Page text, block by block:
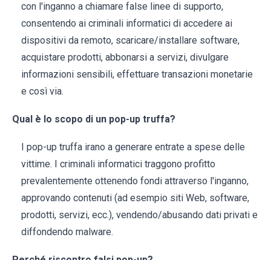
con l'inganno a chiamare false linee di supporto,
consentendo ai criminali informatici di accedere ai
dispositivi da remoto, scaricare/installare software,
acquistare prodotti, abbonarsi a servizi, divulgare
informazioni sensibili, effettuare transazioni monetarie
e così via.
Qual è lo scopo di un pop-up truffa?
I pop-up truffa irano a generare entrate a spese delle
vittime. I criminali informatici traggono profitto
prevalentemente ottenendo fondi attraverso l'inganno,
approvando contenuti (ad esempio siti Web, software,
prodotti, servizi, ecc.), vendendo/abusando dati privati e
diffondendo malware.